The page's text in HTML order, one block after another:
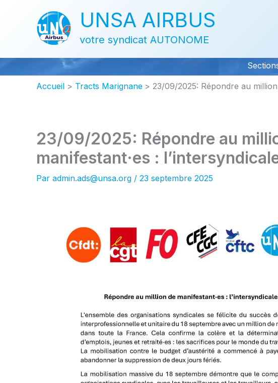
UNSA AIRBUS
votre syndicat AUTONOME
Accueil Tracts Marignane 23/09/2025: Répondre au
23/09/2025: Répondre au
manifestant·es :
Par admin.ads@unsa.org / 23 septembre 2025